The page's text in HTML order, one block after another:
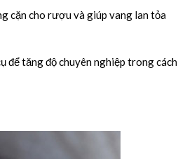
cặn cho rượu và giúp vang lan tỏa
để tăng độ chuyên nghiệp trong cách